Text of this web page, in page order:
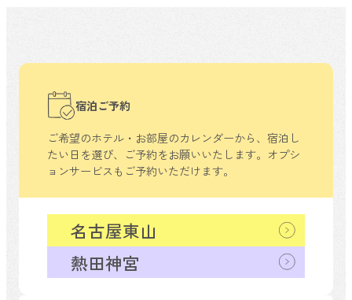
宿泊ご予約
ご希望のホテル・お部屋のカレンダーから、 宿泊し
たい日を選び、ご予約をお願いいたします。 オプシ
ョンサービスもご予約いただけます。
熱田神宮
名古屋東山